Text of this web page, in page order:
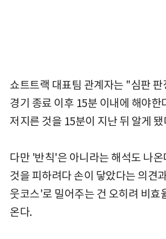
쇼트트랙 대표팀 관계자는 "심판
경기 종료 이후 15분 이내에 해야한
저지른 것을 15분이 지난 뒤 알게
다만 '반칙'은 아니라는 해석도 나
것을 피하려다 손이 닿았다는 의견
웃코스'로 밀어주는 건 오히려 비효
온다.